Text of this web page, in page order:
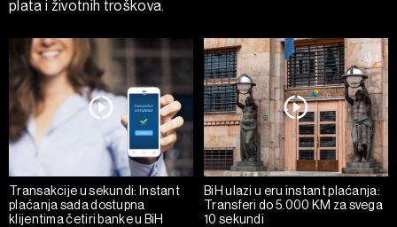
plata i životnih troškova.
Transakcije u sekundi: Instant
plaćanja sada dostupna
klijentima četiri banke u BiH
BiH ulazi u eru instant plaćanja:
Transferi do 5.000 KM za svega
10 sekundi